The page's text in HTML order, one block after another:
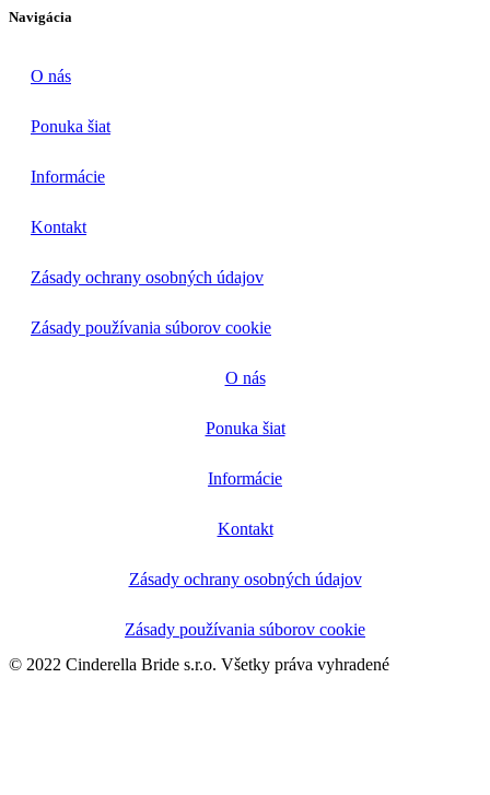
Navigácia
O nás
Ponuka šiat
Informácie
Kontakt
Zásady ochrany osobných údajov
Zásady používania súborov cookie
O nás
Ponuka šiat
Informácie
Kontakt
Zásady ochrany osobných údajov
Zásady používania súborov cookie
© 2022 Cinderella Bride s.r.o. Všetky práva vyhradené